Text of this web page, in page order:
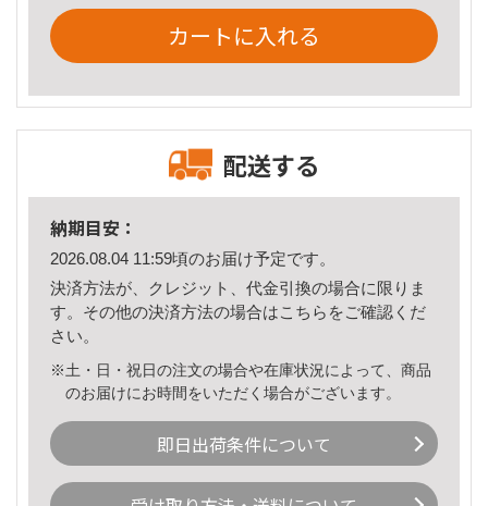
カートに入れる
配送する
納期目安：
2026.08.04 11:59頃のお届け予定です。
決済方法が、クレジット、代金引換の場合に限りま
す。その他の決済方法の場合はこちら をご確認くだ
さい。
※土・日・祝日の注文の場合や在庫状況によって、商品
のお届けにお時間をいただく場合がございます。
即日出荷条件について